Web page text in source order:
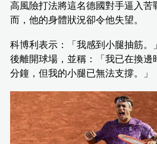
高風險打法將這名德國對手逼入苦
而，他的身體狀況卻令他失望。
科博利表示：「我感到小腿抽筋。
後離開球場，並稱：「我已在換邊
分鐘，但我的小腿已無法支撐。」